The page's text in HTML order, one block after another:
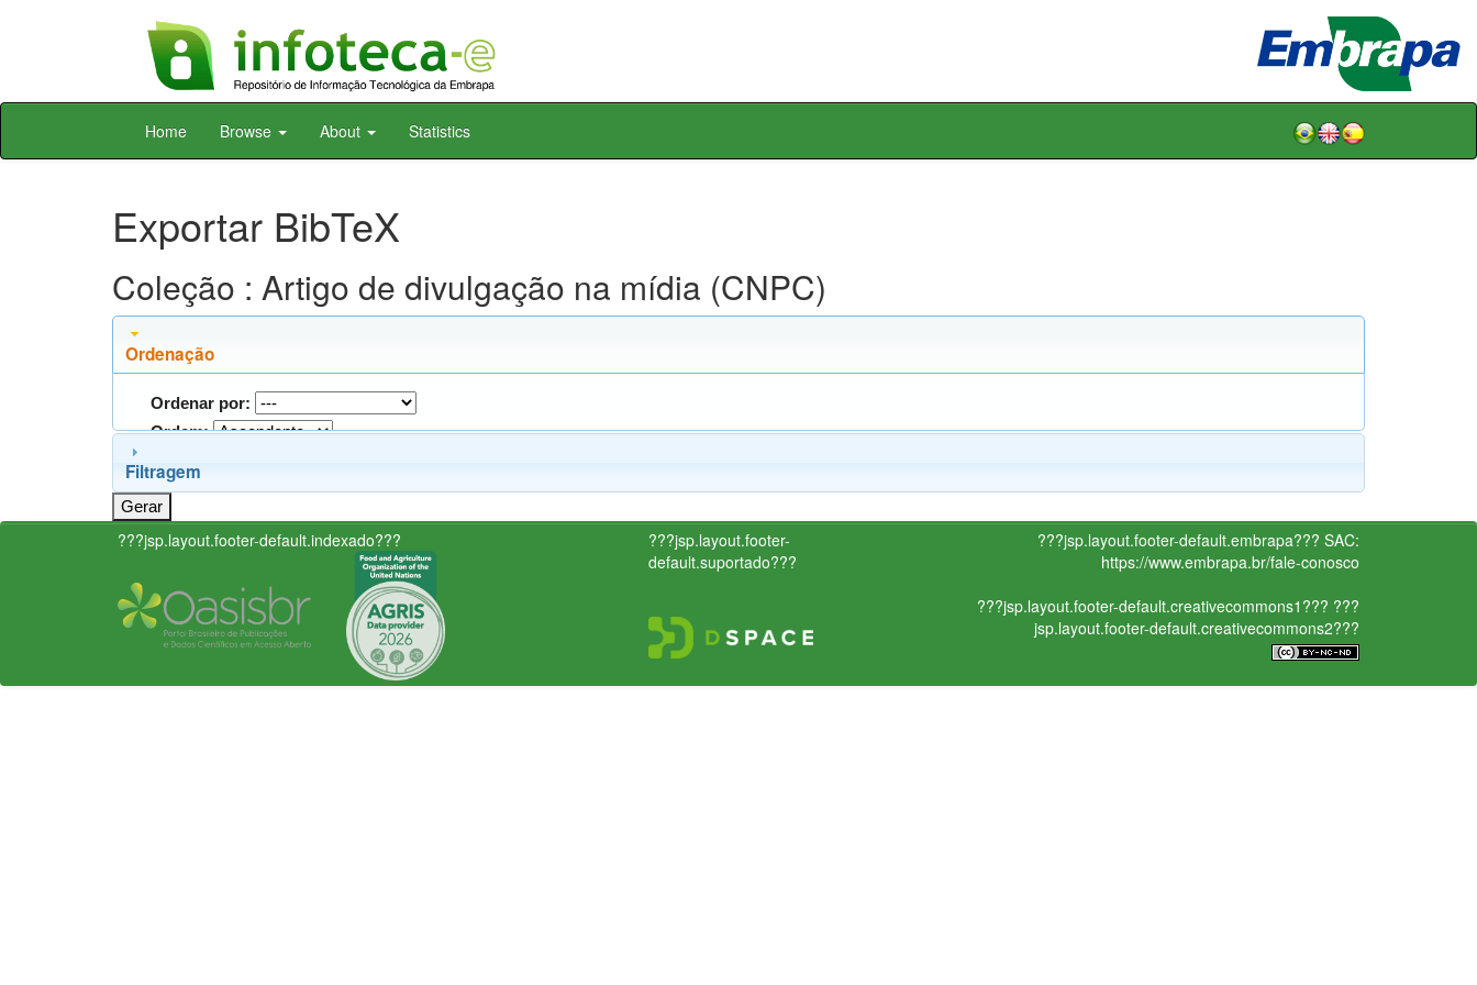
Skip
Home Browse About Statistics
Exportar BibTeX
Coleção : Artigo de divulgação na mídia (CNPC)
Ordenação
Ordenar por:
Ordem:
Filtragem
???jsp.layout.footer-default.indexado???
???jsp.layout.footer-
default.suportado???
???jsp.layout.footer-default.embrapa??? SAC:
https://www.embrapa.br/fale-conosco
???jsp.layout.footer-default.creativecommons1??? ???
jsp.layout.footer-default.creativecommons2???